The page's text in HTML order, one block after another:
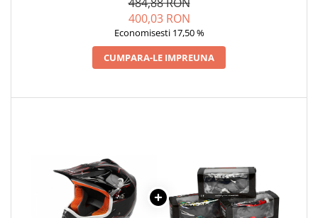
400,03 RON
Economisesti 17,50 %
CUMPARA-LE IMPREUNA